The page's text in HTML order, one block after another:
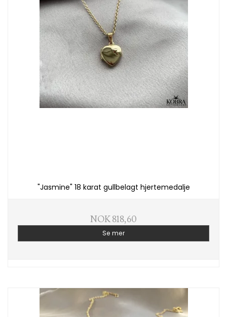
"Jasmine" 18 karat gullbelagt hjertemedalje
NOK 818,60
Se mer